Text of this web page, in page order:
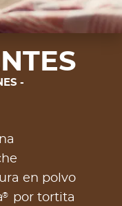
en polvo
® por tortita